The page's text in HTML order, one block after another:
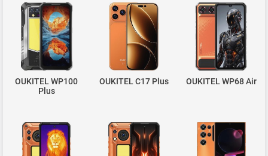
OUKITEL WP100
Plus
OUKITEL C17 Plus OUKITEL WP68 Air